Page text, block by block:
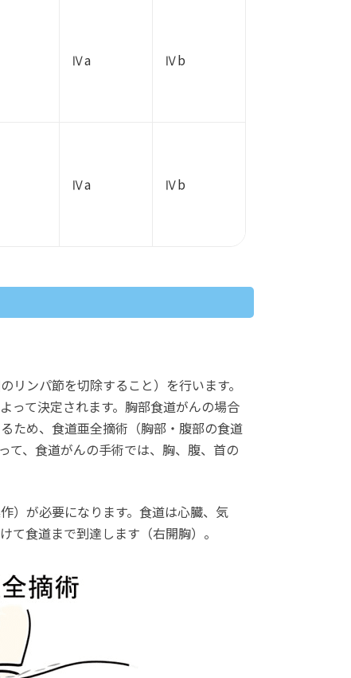
Ⅳa Ⅳb
Ⅳa Ⅳb
ンパ節を切除すること）を行います。
って決定されます。胸部食道がんの場合
ため、食道亜全摘術（胸部・腹部の食道
て、食道がんの手術では、胸、腹、首の
）が必要になります。食道は心臓、気
食道まで到達します（右開胸）。